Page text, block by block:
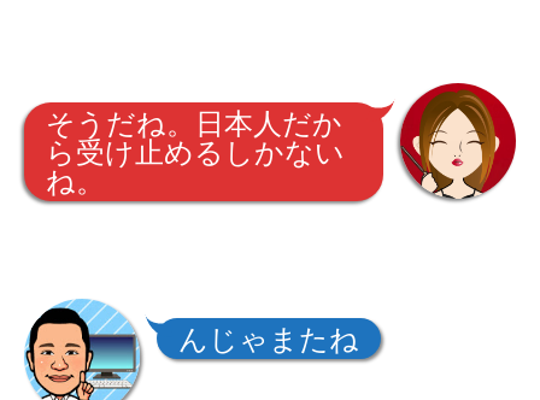
そうだね。日本人だか
ら受け止めるしかない
ね。
んじゃまたね